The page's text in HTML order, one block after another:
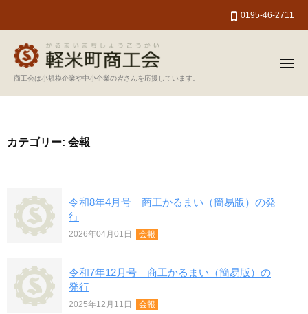
ン
キ
0195-46-2711
軽
米
商
商工会は小規模企業や中小企業の皆さんを応援しています。
メ
カテゴリー: 会報
令和8年4月号 商工かるまい（簡易版）の発
行
2026年04月01日 会報
令和7年12月号 商工かるまい（簡易版）の
発行
2025年12月11日 会報
町
商
工
会